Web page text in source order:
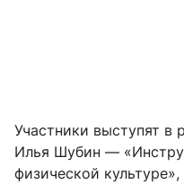
Участники выступят в
Илья Шубин —
физической